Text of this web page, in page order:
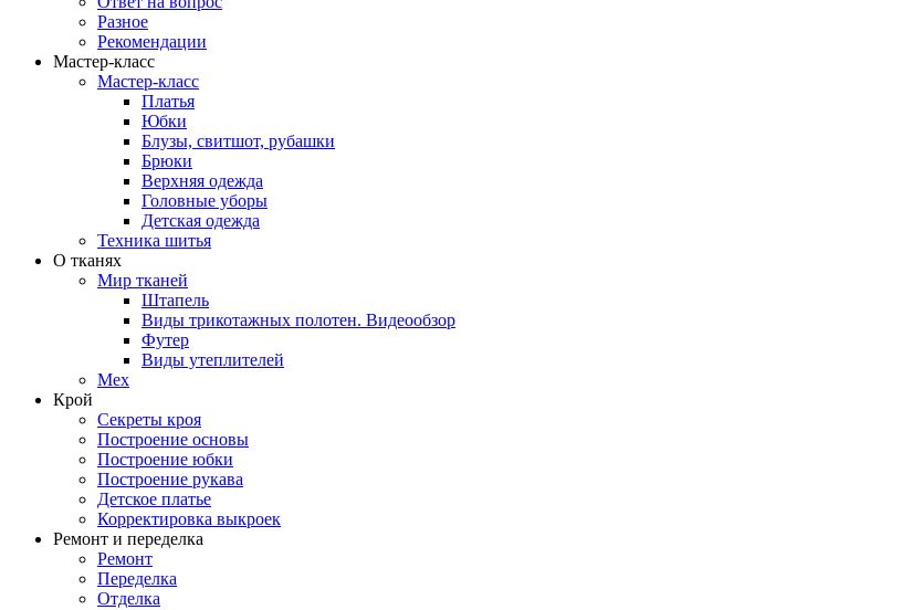
Разное
Рекомендации
Мастер-класс
Мастер-класс
Платья
Юбки
Блузы, свитшот, рубашки
Брюки
Верхняя одежда
Головные уборы
Детская одежда
Техника шитья
О тканях
Мир тканей
Штапель
Виды трикотажных полотен. Видеообзор
Футер
Виды утеплителей
Мех
Крой
Секреты кроя
Построение основы
Построение юбки
Построение рукава
Детское платье
Корректировка выкроек
Ремонт и переделка
Ремонт
Переделка
Отделка